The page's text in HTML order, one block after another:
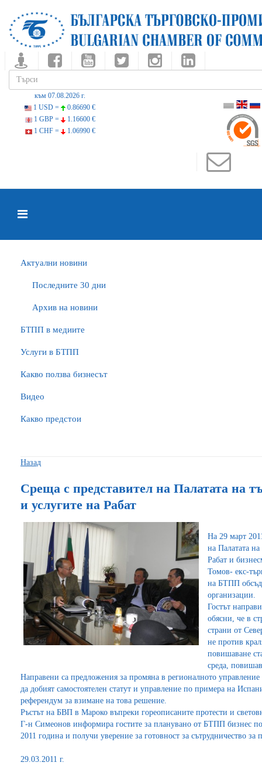
към 07.08.2026 г.
1 USD =
0.86690 €
1 GBP =
1.16600 €
1 CHF =
1.06990 €
Актуални новини
Последните 30 дни
Архив на новини
БTПП в медиите
Услуги в БТПП
Какво ползва бизнесът
Видео
Какво предстои
Назад
Среща с представител на Палатата на
и услугитe на Рабат
На 29 март
на Палатата
Рабат и
Томов- екс-
на БТПП
организации.
Гостът
обясни, че в
страни от
не против
повишаване
среда,
Направени са предложения за промяна в регионалното
да добият самостоятелен статут и управление по примера на
референдум за взимане на това решение.
Ръстът на БВП в Мароко въпреки гореописаните протести и
Г-н Симеонов информира гостите за планувано от БТПП бизнес
2011 година и получи уверение за готовност за сътрудничество за
29.03.2011 г.